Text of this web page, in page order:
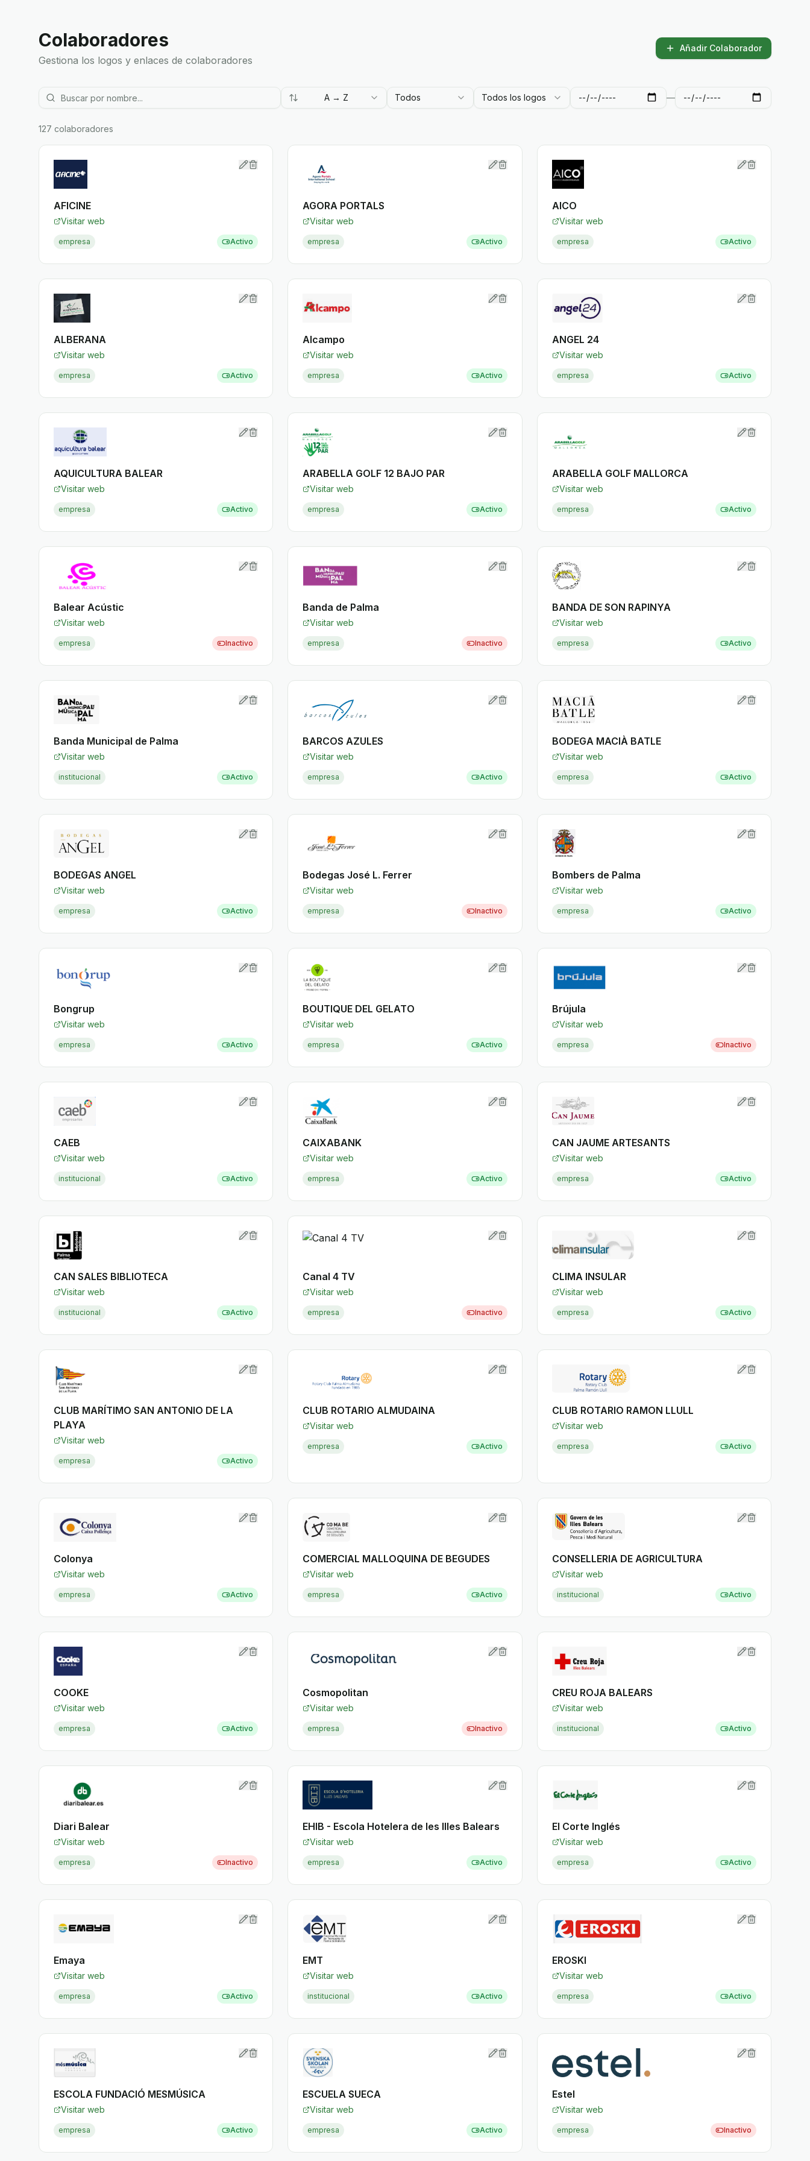
Colaboradores
Gestiona los logos y enlaces de colaboradores
Añadir Colaborador
A → Z Todos Todos los logos —
127 colaboradores
AFICINE
Visitar web
empresa Activo
AGORA PORTALS
Visitar web
empresa Activo
AICO
Visitar web
empresa Activo
ALBERANA
Visitar web
empresa Activo
Alcampo
Visitar web
empresa Activo
ANGEL 24
Visitar web
empresa Activo
AQUICULTURA BALEAR
Visitar web
empresa Activo
ARABELLA GOLF 12 BAJO PAR
Visitar web
empresa Activo
ARABELLA GOLF MALLORCA
Visitar web
empresa Activo
Balear Acústic
Visitar web
empresa Inactivo
Banda de Palma
Visitar web
empresa Inactivo
BANDA DE SON RAPINYA
Visitar web
empresa Activo
Banda Municipal de Palma
Visitar web
institucional Activo
BARCOS AZULES
Visitar web
empresa Activo
BODEGA MACIÀ BATLE
Visitar web
empresa Activo
BODEGAS ANGEL
Visitar web
empresa Activo
Bodegas José L. Ferrer
Visitar web
empresa Inactivo
Bombers de Palma
Visitar web
empresa Activo
Bongrup
Visitar web
empresa Activo
BOUTIQUE DEL GELATO
Visitar web
empresa Activo
Brújula
Visitar web
empresa Inactivo
CAEB
Visitar web
institucional Activo
CAIXABANK
Visitar web
empresa Activo
CAN JAUME ARTESANTS
Visitar web
empresa Activo
CAN SALES BIBLIOTECA
Visitar web
institucional Activo
Canal 4 TV
Visitar web
empresa Inactivo
CLIMA INSULAR
Visitar web
empresa Activo
CLUB MARÍTIMO SAN ANTONIO DE LA
PLAYA
Visitar web
empresa Activo
CLUB ROTARIO ALMUDAINA
Visitar web
empresa Activo
CLUB ROTARIO RAMON LLULL
Visitar web
empresa Activo
Colonya
Visitar web
empresa Activo
COMERCIAL MALLOQUINA DE BEGUDES
Visitar web
empresa Activo
CONSELLERIA DE AGRICULTURA
Visitar web
institucional Activo
COOKE
Visitar web
empresa Activo
Cosmopolitan
Visitar web
empresa Inactivo
CREU ROJA BALEARS
Visitar web
institucional Activo
Diari Balear
Visitar web
empresa Inactivo
EHIB - Escola Hotelera de les Illes Balears
Visitar web
empresa Activo
El Corte Inglés
Visitar web
empresa Activo
Emaya
Visitar web
empresa Activo
EMT
Visitar web
institucional Activo
EROSKI
Visitar web
empresa Activo
ESCOLA FUNDACIÓ MESMÚSICA
Visitar web
empresa Activo
ESCUELA SUECA
Visitar web
empresa Activo
Estel
Visitar web
empresa Inactivo